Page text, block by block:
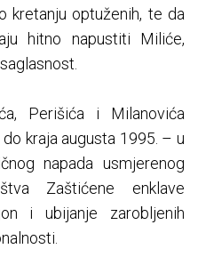
kretanju optuženih, te da
hitno napustiti Miliće,
Perišića i Milanovića
kraja augusta 1995. – u
napada usmjerenog
Zaštićene enklave
i ubijanje zarobljenih